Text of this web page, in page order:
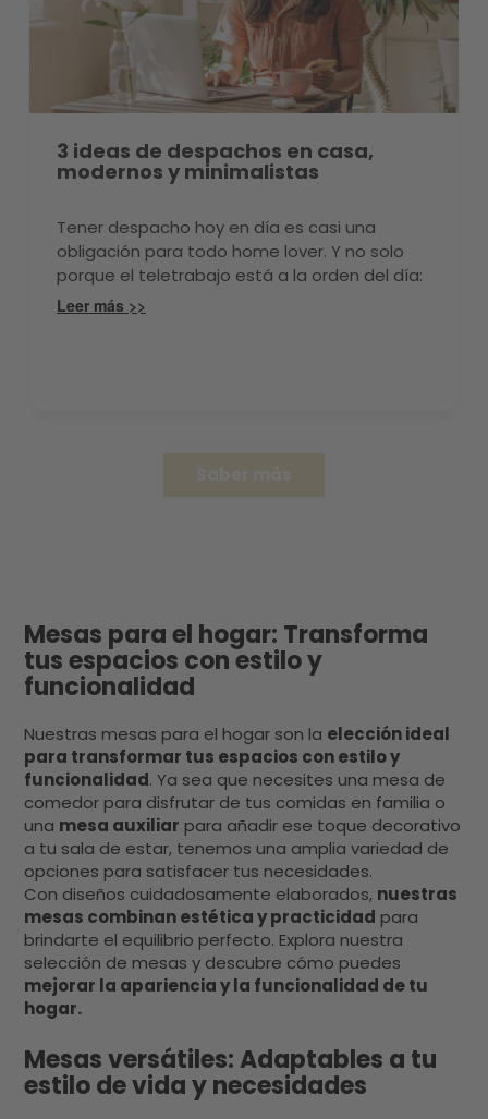
3 ideas de despachos en casa,
modernos y minimalistas
Tener despacho hoy en día es casi una
obligación para todo home lover. Y no solo
porque el teletrabajo está a la orden del día:
también es positivo tener un espacio propio.
Con estanterías, por ejemplo.
Independientemente del uso que le vayas a
dar al despacho, es un buen lugar de la casa
archivos personales, figuras y decoración…
unas buenas estanterías te servirán para
ordenar todo esto.Accesorios de oficina. Los
accesorios son algo más personales, pero
seguro que los habrá: ese marco especial
con la foto de la familia, la libreta para anotar
tus ideas… 3 ideas de despachos en casa
modernos Ahora que sabes qué elementos
son importantes en tu nueva oficina en casa,
hay que darle tu toque. Los despachos en
casa modernos pueden tener distintos
estilos, ¿cuál prefieres? Nórdico El estilo
nórdico es un estilo que mezcla el
minimalismo con elementos naturales. El
objetivo es crear un espacio acogedor y
confortable, con la máxima luminosidad y
Leer más >>
Mesas para el hogar: Transforma
tus espacios con estilo y
funcionalidad
Nuestras mesas para el hogar son la elección ideal
para transformar tus espacios con estilo y
funcionalidad. Ya sea que necesites una mesa de
comedor para disfrutar de tus comidas en familia o
una mesa auxiliar para añadir ese toque decorativo
a tu sala de estar, tenemos una amplia variedad de
opciones para satisfacer tus necesidades.
Con diseños cuidadosamente elaborados, nuestras
mesas combinan estética y practicidad para
brindarte el equilibrio perfecto. Explora nuestra
selección de mesas y descubre cómo puedes
mejorar la apariencia y la funcionalidad de tu
hogar.
Mesas versátiles: Adaptables a tu
estilo de vida y necesidades